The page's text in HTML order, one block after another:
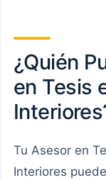
¿Quién
en Tesis
Tu Asesor en
Interiores